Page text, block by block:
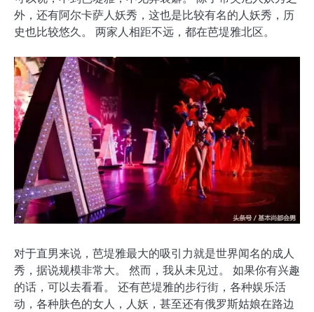
外，还有阿尔卡萨人妖秀，这也是比较有名的人妖秀，历
史也比较悠久。 两家人相距不远，都在芭堤雅北区。
对于直男来说，芭堤雅最大的吸引力就是世界闻名的成人
秀，据说规模非常大。 然而，我从未见过。 如果你有兴趣
的话，可以去看看。 还有芭堤雅的步行街，各种娱乐活
动，各种肤色的女人，人妖，甚至还有俄罗斯姑娘在路边